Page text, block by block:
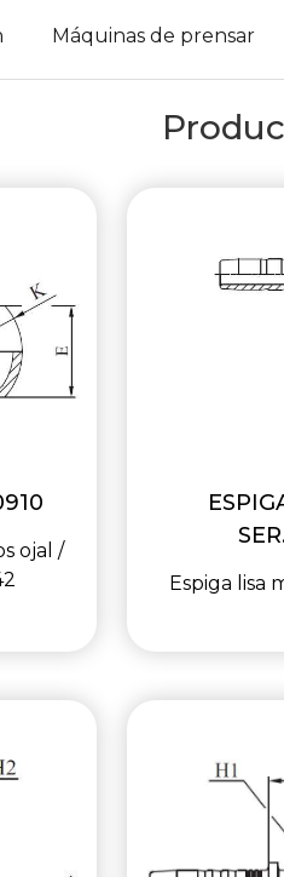
Máquinas de prensar
ojal /
Espiga lisa